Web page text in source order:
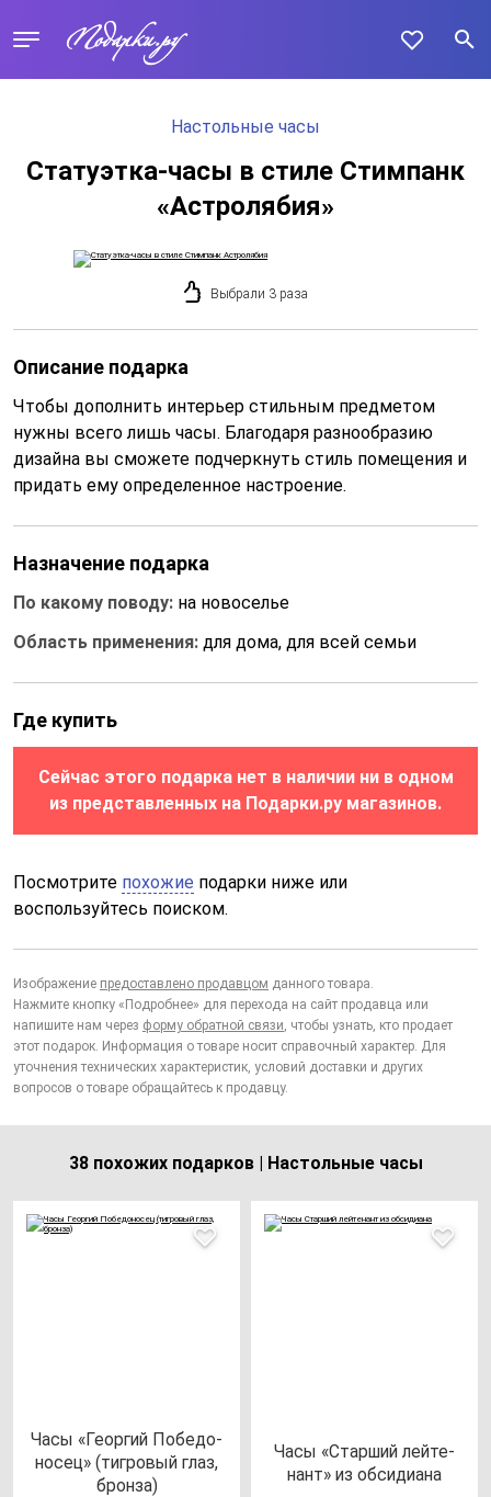
Настольные часы
Статуэтка-часы в стиле Стимпанк
«Астролябия»
Выбрали 3 раза
Описание подарка
Чтобы дополнить интерьер стильным предметом
нужны всего лишь часы. Благодаря разнообразию
дизайна вы сможете подчеркнуть стиль помещения и
придать ему определенное настроение.
Назначение подарка
По какому поводу: на новоселье
Область применения: для дома, для всей семьи
Где купить
Сейчас этого подарка нет в наличии ни в одном
из представленных на Подарки.ру магазинов.
Посмотрите похожие подарки ниже или
воспользуйтесь поиском.
Изображение предоставлено продавцом данного товара.
Нажмите кнопку «Подробнее» для перехода на сайт продавца или
напишите нам через форму обратной связи, чтобы узнать, кто продает
этот подарок. Информация о товаре носит справочный характер. Для
уточнения технических характеристик, условий доставки и других
вопросов о товаре обращайтесь к продавцу.
38 похожих подарков | Настольные часы
Часы «Геор­гий Побе­до­
но­сец» (тиг­ро­вый глаз,
брон­за)
Часы «Стар­ший лей­те­
нант» из об­си­ди­ана